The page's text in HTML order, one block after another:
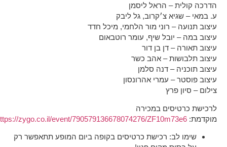
הדרכה קולית – הראל ליסמן
ע. במאי – שגיא צ׳קרוב, גל ליבק
עיצוב תנועה – רוני מור הלחמי, מיכל חדד
עיצוב במה – יובל שיף, עומר רוטבאום
עיצוב תאורה – דן בן דור
עיצוב תלבושות – אהב כשר
עיצוב תוכניה – דנה סלמן
עיצוב פוסטר – עמרי אהרונסון
צילום – סיון פרץ
לרכישת כרטיסים במכירה
מוקדמת: zygo.co.il/event/790579136678074276/ZF10m73e6
שימו לב: רכישת כרטיסים בקופה ביום המופע תתאפשר רק